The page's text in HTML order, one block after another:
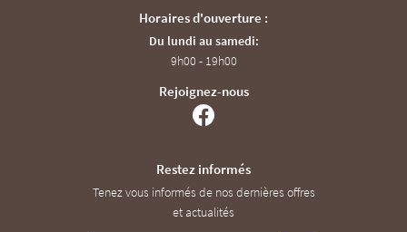
Horaires d'ouverture :
Du lundi au samedi:
9h00 - 19h00
Rejoignez-nous
Restez informés
Tenez vous informés de nos dernières offres
et actualités